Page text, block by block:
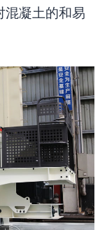
混凝土的和易